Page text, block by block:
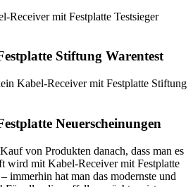
Receiver mit Festplatte Testsieger
Stiftung Warentest
Kabel-Receiver mit Festplatte Stiftung
Neuerscheinungen
von Produkten danach, dass man es
wird mit Kabel-Receiver mit Festplatte
immerhin hat man das modernste und